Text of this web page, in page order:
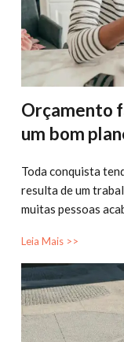
Orçamento
um bom
Toda conquista
resulta de um
muitas pessoas
Leia Mais >>